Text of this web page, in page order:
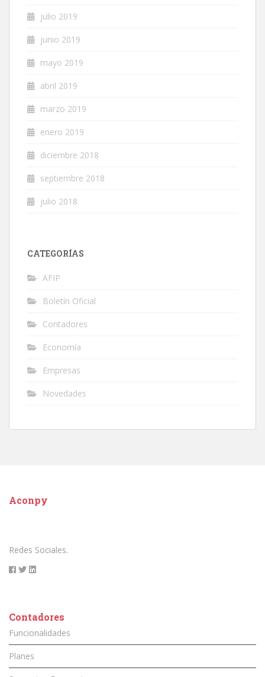
julio 2019
junio 2019
mayo 2019
abril 2019
marzo 2019
enero 2019
diciembre 2018
septiembre 2018
julio 2018
CATEGORÍAS
AFIP
Boletín Oficial
Contadores
Economía
Empresas
Novedades
Aconpy
Redes Sociales.
Contadores
Funcionalidades
Planes